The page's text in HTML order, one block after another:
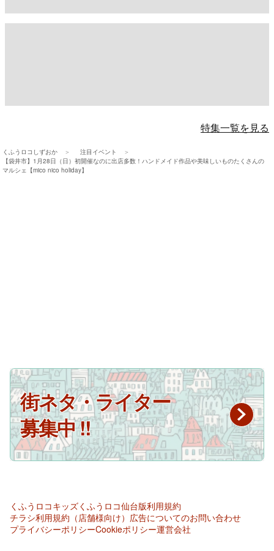
特集一覧を見る
くふうロコしずおか
注目イベント
【袋井市】1月28日（日）初開催なのに出店多数！ハンドメイド作品や美味しいものたくさんの
マルシェ【mico nico holiday】
街ネタ・ライター
募集中 !!
くふうロコキッズくふうロコ仙台版利用規約
チラシ利用規約（店舗様向け） 広告についてのお問い合わせ
プライバシーポリシーCookieポリシー運営会社